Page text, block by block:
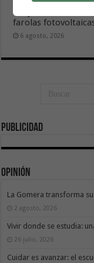
El Ayuntamiento de
farolas
6 agosto, 2026
Publicidad
Opinión
La Gomera transforma
2 agosto, 2026
Vivir donde se estudia:
26 julio, 2026
Cuidar es avanzar: el